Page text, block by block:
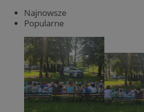
Najnowsze
Popularne